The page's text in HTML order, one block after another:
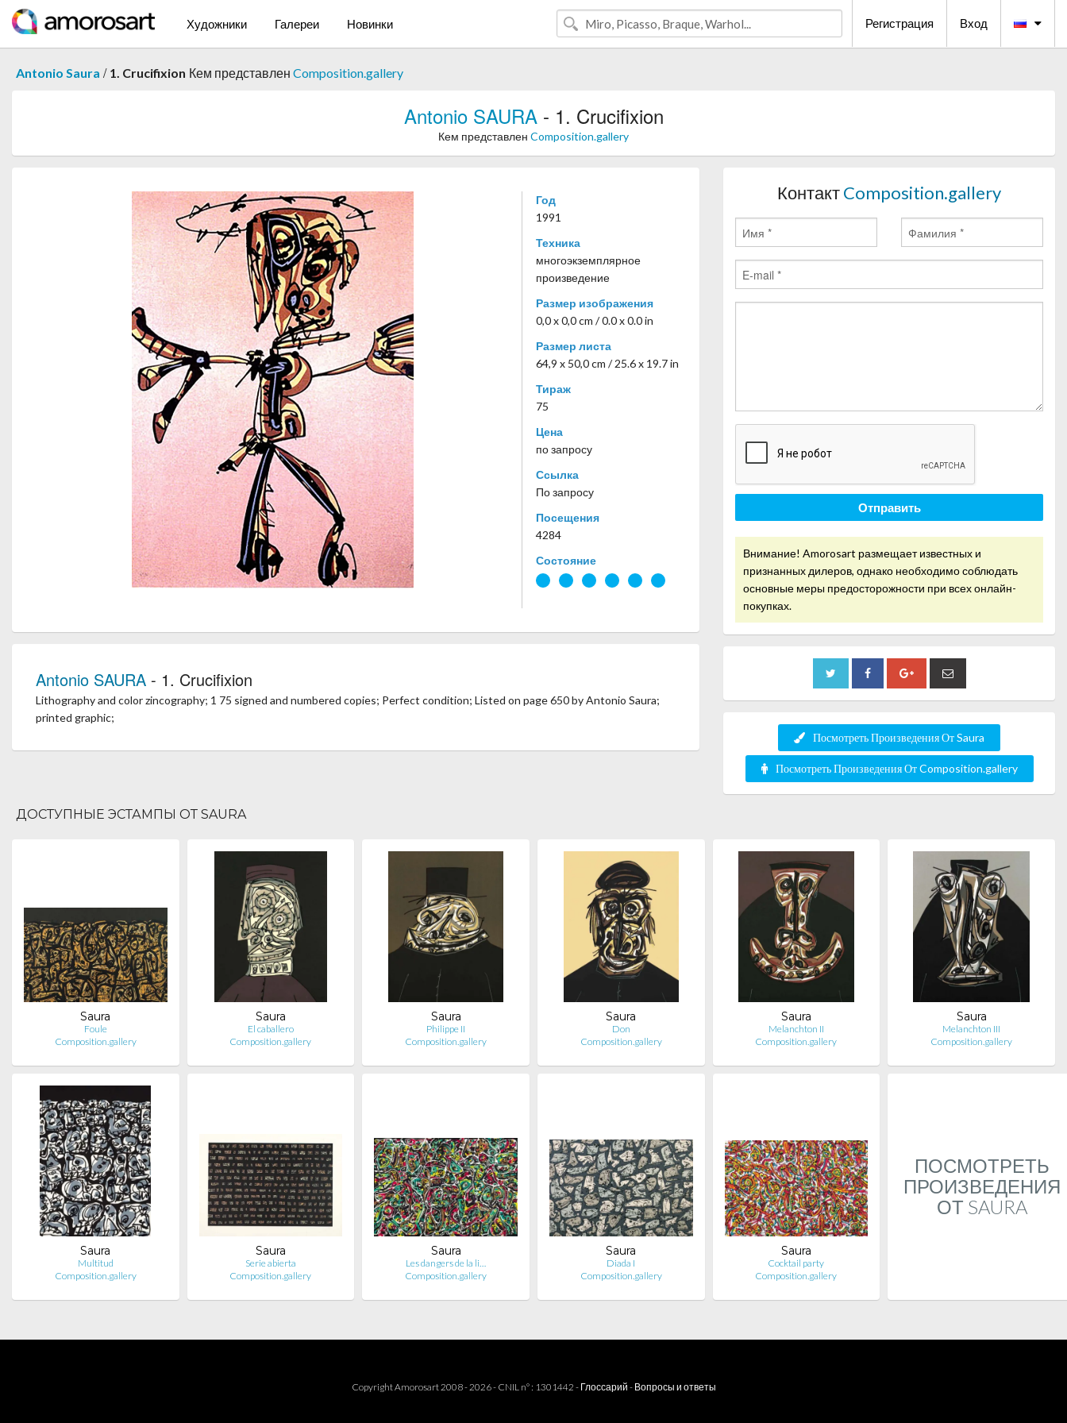
Художники Галереи Новинки Регистрация Вход
Antonio Saura / 1. Crucifixion Кем представлен Composition.gallery
Antonio SAURA- 1. Crucifixion
Кем представлен Composition.gallery
Год
1991
Техника
многоэкземплярное
произведение
Размер изображения
0,0 x 0,0 cm / 0.0 x 0.0 in
Размер листа
64,9 x 50,0 cm / 25.6 x 19.7 in
Тираж
75
Цена
по запросу
Ссылка
По запросу
Посещения
4284
Состояние
Antonio SAURA - 1. Crucifixion
Lithography and color zincography; 1 75 signed and numbered copies; Perfect condition; Listed on page 650 by Antonio Saura;
printed graphic;
КонтактComposition.gallery
Отправить
Внимание! Amorosart размещает известных и
признанных дилеров, однако необходимо соблюдать
основные меры предосторожности при всех онлайн-
покупках.
Посмотреть Произведения От Saura
Посмотреть Произведения От Composition.gallery
ДОСТУПНЫЕ ЭСТАМПЫ ОТ SAURA
Saura
Foule
Composition.gallery
Saura
El caballero
Composition.gallery
Saura
Philippe II
Composition.gallery
Saura
Don
Composition.gallery
Saura
Melanchton II
Composition.gallery
Saura
Melanchton III
Composition.gallery
Saura
Multitud
Composition.gallery
Saura
Serie abierta
Composition.gallery
Saura
Les dangers de la li…
Composition.gallery
Saura
Diada I
Composition.gallery
Saura
Cocktail party
Composition.gallery
ПОСМОТРЕТЬ
ПРОИЗВЕДЕНИЯ
ОТ SAURA
Copyright Amorosart 2008 - 2026 - CNIL n° : 1301442 - Глоссарий - Вопросы и ответы